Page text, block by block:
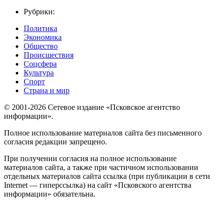
Рубрики:
Политика
Экономика
Общество
Происшествия
Соцсфера
Культура
Спорт
Страна и мир
© 2001-2026 Сетевое издание «Псковское агентство
информации».
Полное использование материалов сайта без письменного
согласия редакции запрещено.
При получении согласия на полное использование
материалов сайта, а также при частичном использовании
отдельных материалов сайта ссылка (при публикации в сети
Internet — гиперссылка) на сайт «Псковского агентства
информации» обязательна.